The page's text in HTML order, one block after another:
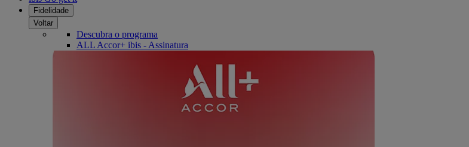
Fidelidade
Voltar
Descubra o programa
ALL Accor+ ibis - Assinatura